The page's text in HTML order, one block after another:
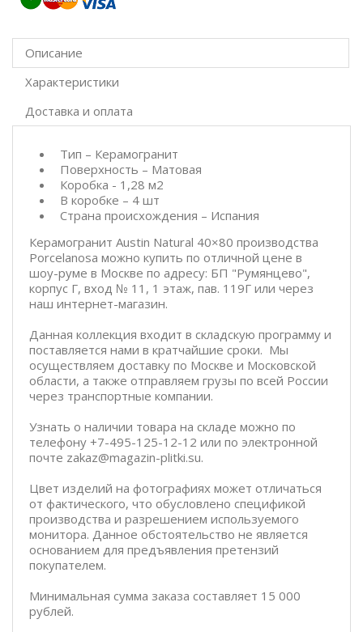
Описание
Характеристики
Доставка и оплата
Тип – Керамогранит
Поверхность – Матовая
Коробка - 1,28 м2
В коробке – 4 шт
Страна происхождения – Испания
Керамогранит Austin Natural 40×80 производства
Porcelanosa можно купить по отличной цене в
шоу-руме в Москве по адресу: БП "Румянцево",
корпус Г, вход № 11, 1 этаж, пав. 119Г или через
наш интернет-магазин.
Данная коллекция входит в складскую программу и
поставляется нами в кратчайшие сроки. Мы
осуществляем доставку по Москве и Московской
области, а также отправляем грузы по всей России
через транспортные компании.
Узнать о наличии товара на складе можно по
телефону +7-495-125-12-12 или по электронной
почте zakaz@magazin-plitki.su.
Цвет изделий на фотографиях может отличаться
от фактического, что обусловлено спецификой
производства и разрешением используемого
монитора. Данное обстоятельство не является
основанием для предъявления претензий
покупателем.
Минимальная сумма заказа составляет 15 000
рублей.